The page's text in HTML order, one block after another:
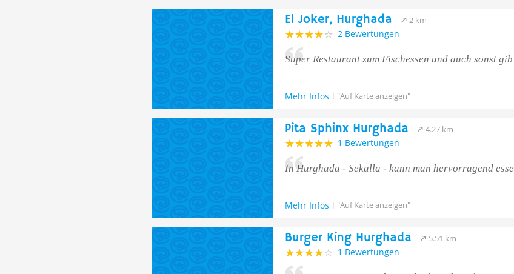
El Joker, Hurghada 2 km
2 Bewertungen
Super Restaurant zum Fischessen und auch sonst gib
Mehr Infos "Auf Karte anzeigen"
Pita Sphinx Hurghada 4.27 km
1 Bewertungen
In Hurghada - Sekalla - kann man hervorragend esse
Mehr Infos "Auf Karte anzeigen"
Burger King Hurghada 5.51 km
1 Bewertungen